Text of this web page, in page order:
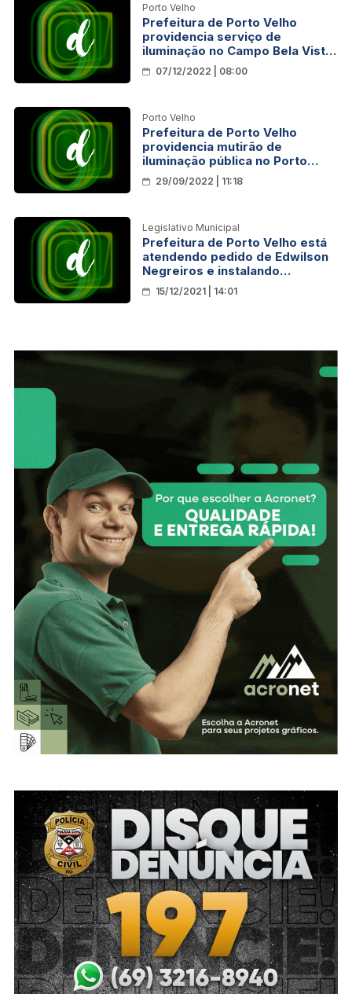
Porto Velho
Prefeitura de Porto Velho
providencia serviço de
iluminação no Campo Bela Vista
após pedido de Edwilson
Negreiros
07/12/2022 | 08:00
Porto Velho
Prefeitura de Porto Velho
providencia mutirão de
iluminação pública no Porto
Cristo após pedido de Edwilson
Negreiros
29/09/2022 | 11:18
Legislativo Municipal
Prefeitura de Porto Velho está
atendendo pedido de Edwilson
Negreiros e instalando
sinalização de trânsito em 15
ruas do Aponiã
15/12/2021 | 14:01